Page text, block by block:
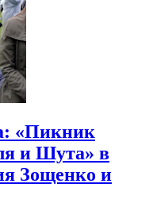
«Пикник
и Шута» в
Зощенко и